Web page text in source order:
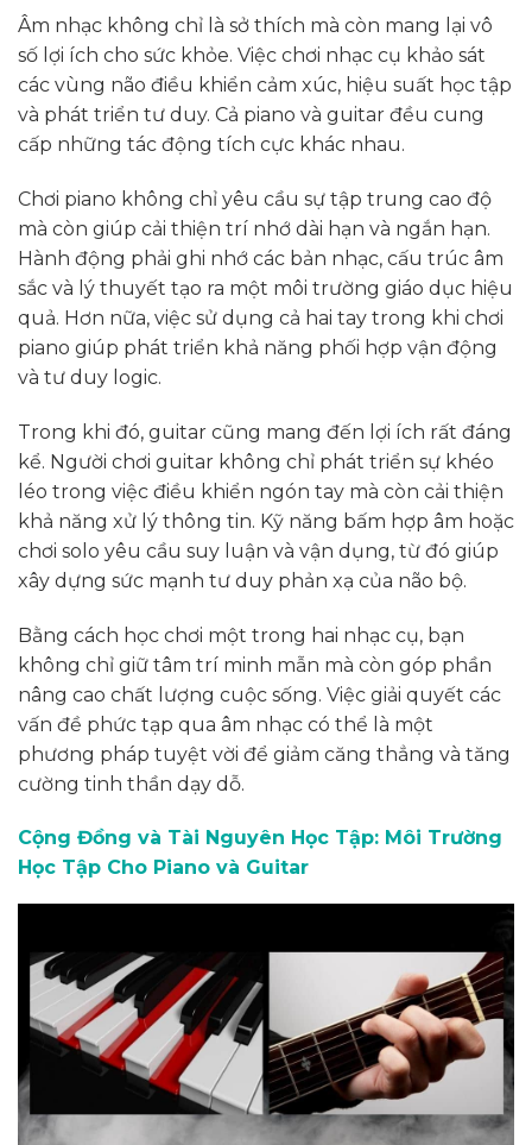
Âm nhạc không chỉ là sở thích mà còn mang lại vô
số lợi ích cho sức khỏe. Việc chơi nhạc cụ khảo sát
các vùng não điều khiển cảm xúc, hiệu suất học tập
và phát triển tư duy. Cả piano và guitar đều cung
cấp những tác động tích cực khác nhau.
Chơi piano không chỉ yêu cầu sự tập trung cao độ
mà còn giúp cải thiện trí nhớ dài hạn và ngắn hạn.
Hành động phải ghi nhớ các bản nhạc, cấu trúc âm
sắc và lý thuyết tạo ra một môi trường giáo dục hiệu
quả. Hơn nữa, việc sử dụng cả hai tay trong khi chơi
piano giúp phát triển khả năng phối hợp vận động
và tư duy logic.
Trong khi đó, guitar cũng mang đến lợi ích rất đáng
kể. Người chơi guitar không chỉ phát triển sự khéo
léo trong việc điều khiển ngón tay mà còn cải thiện
khả năng xử lý thông tin. Kỹ năng bấm hợp âm hoặc
chơi solo yêu cầu suy luận và vận dụng, từ đó giúp
xây dựng sức mạnh tư duy phản xạ của não bộ.
Bằng cách học chơi một trong hai nhạc cụ, bạn
không chỉ giữ tâm trí minh mẫn mà còn góp phần
nâng cao chất lượng cuộc sống. Việc giải quyết các
vấn đề phức tạp qua âm nhạc có thể là một
phương pháp tuyệt vời để giảm căng thẳng và tăng
cường tinh thần dạy dỗ.
Cộng Đồng và Tài Nguyên Học Tập: Môi Trường
Học Tập Cho Piano và Guitar